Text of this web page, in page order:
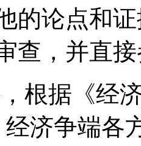
的论点和
查，并直
根据《经
经济争端各